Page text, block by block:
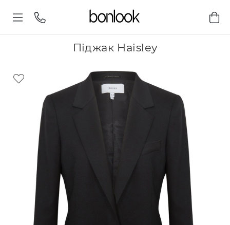
Піджак Haisley